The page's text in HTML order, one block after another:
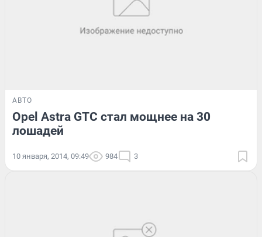
АВТО
Opel Astra GTC стал мощнее на 30
лошадей
10 января, 2014, 09:49 984 3